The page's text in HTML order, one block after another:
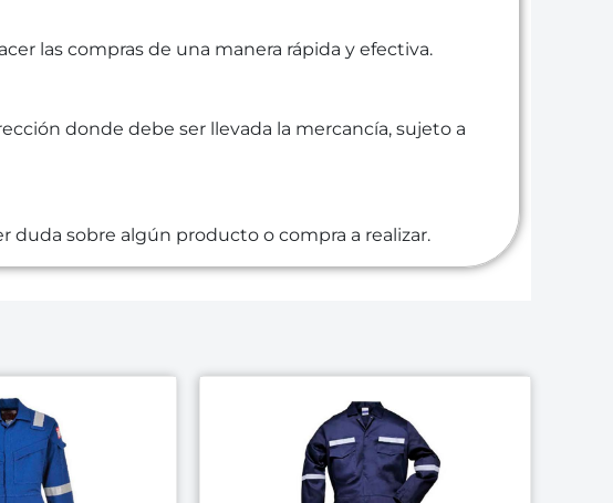
las compras de una manera rápida y efectiva.
donde debe ser llevada la mercancía, sujeto a
duda sobre algún producto o compra a realizar.